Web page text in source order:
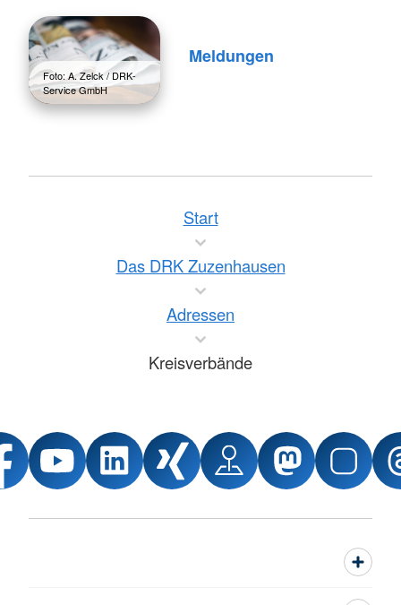
Foto: A. Zelck / DRK-
Service GmbH
Meldungen
Start
Das DRK Zuzenhausen
Adressen
Kreisverbände